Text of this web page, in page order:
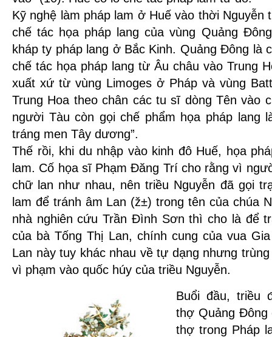
Kỹ nghệ làm pháp lam ở Huế vào thời
chế tác họa pháp lang của vùng Quảng
kháp ty pháp lang ở Bắc Kinh. Quảng Đông là
chế tác họa pháp lang từ Âu châu vào Trung
xuất xứ từ vùng Limoges ở Pháp và vùng
Trung Hoa theo chân các tu sĩ dòng Tên vào
người Tàu còn gọi chế phẩm họa pháp lang
tráng men Tây dương”.
Thế rồi, khi du nhập vào kinh đô Huế, họa
lam. Cố họa sĩ Phạm Đăng Trí cho rằng vì
chữ lan như nhau, nên triều Nguyễn đã gọi
lam để tránh âm Lan (ž±) trong tên của chúa
nhà nghiên cứu Trần Đình Sơn thì cho là để
của bà Tống Thị Lan, chính cung của vua
Lan này tuy khác nhau về tự dạng nhưng
vì phạm vào quốc húy của triều Nguyễn.
Buổi đầu, triều
thợ Quảng Đông
thợ trong Pháp